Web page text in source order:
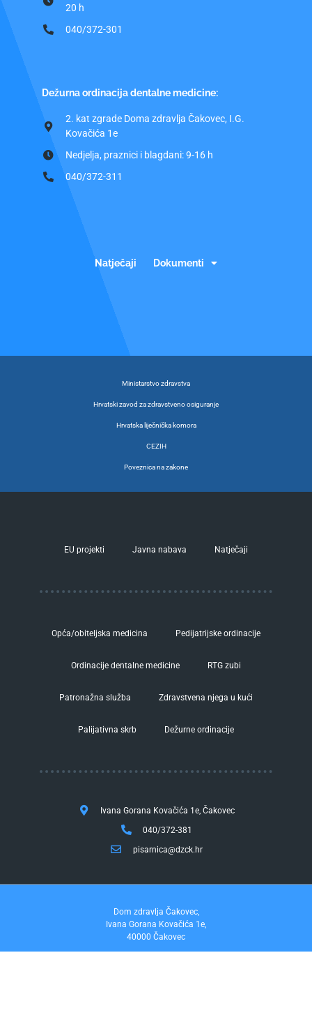
20 h
040/372-301
Dežurna ordinacija dentalne medicine:
2. kat zgrade Doma zdravlja Čakovec, I.G.
Kovačića 1e
Nedjelja, praznici i blagdani: 9-16 h
040/372-311
Natječaji Dokumenti
Ministarstvo zdravstva
Hrvatski zavod za zdravstveno osiguranje
Hrvatska liječnička komora
CEZIH
Poveznica na zakone
EU projekti Javna nabava Natječaji
Opća/obiteljska medicina Pedijatrijske ordinacije
Ordinacije dentalne medicine RTG zubi
Patronažna služba Zdravstvena njega u kući
Palijativna skrb Dežurne ordinacije
Ivana Gorana Kovačića 1e, Čakovec
040/372-381
pisarnica@dzck.hr
Dom zdravlja Čakovec,
Ivana Gorana Kovačića 1e,
40000 Čakovec